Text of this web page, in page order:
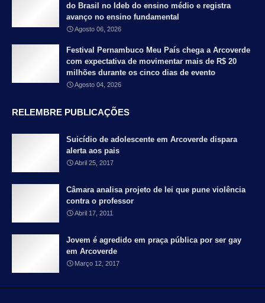
do Brasil no Ideb do ensino médio e registra
avanço no ensino fundamental
Agosto 06, 2026
Festival Pernambuco Meu País chega a Arcoverde
com expectativa de movimentar mais de R$ 20
milhões durante os cinco dias de evento
Agosto 04, 2026
RELEMBRE PUBLICAÇÕES
Suicídio de adolescente em Arcoverde dispara
alerta aos pais
Abril 25, 2017
Câmara analisa projeto de lei que pune violência
contra o professor
Abril 17, 2011
Jovem é agredido em praça pública por ser gay
em Arcoverde
Março 12, 2017